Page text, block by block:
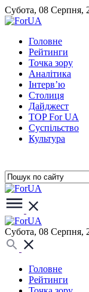
Субота, 08 Серпня,
Головне
Рейтинги
Точка зору
Аналітика
Інтерв’ю
Столиця
Дайджест
TOP For UA
Суспiльство
Культура
Субота, 08 Серпня,
Головне
Рейтинги